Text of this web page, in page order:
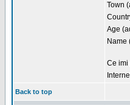
Town
Age
Name
Ce imi
Back to top